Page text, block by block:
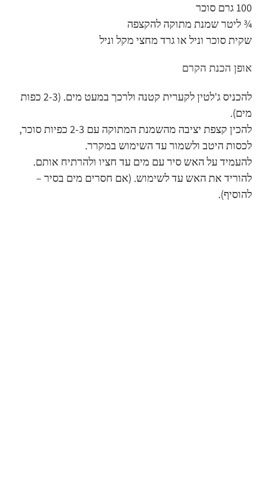
100 גרם סוכר
¾ ליטר שמנת מתוקה להקצפה
שקית סוכר וניל או גרד מחצי מקל וניל
אופן הכנת הקרם
להכניס ג'לטין לקערית קטנה ולרכך במעט מים. (2-3 כפות
מים).
להכין קצפת יציבה מהשמנת המתוקה עם 2-3 כפיות סוכר,
לכסות היטב ולשמור עד השימוש במקרר.
להעמיד על האש סיר עם מים עד חציו ולהרתיח אותם.
להוריד את האש עד לשימוש. (אם חסרים מים בסיר –
להוסיף).